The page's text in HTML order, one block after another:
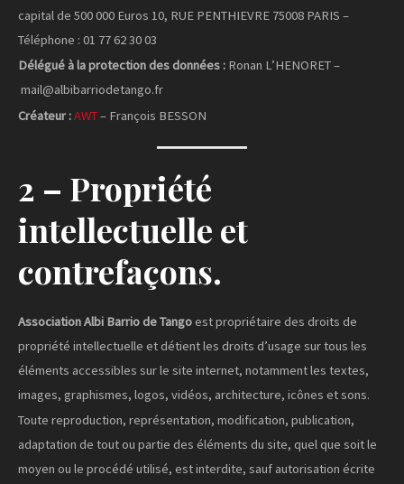
capital de 500 000 Euros 10, RUE PENTHIEVRE 75008 PARIS –
Téléphone : 01 77 62 30 03
Délégué à la protection des données : Ronan L’HENORET –
mail@albibarriodetango.fr
Créateur :AWT– François BESSON
2 – Propriété
intellectuelle et
contrefaçons.
Association Albi Barrio de Tangoest propriétaire des droits de
propriété intellectuelle et détient les droits d’usage sur tous les
éléments accessibles sur le site internet, notamment les textes,
images, graphismes, logos, vidéos, architecture, icônes et sons.
Toute reproduction, représentation, modification, publication,
adaptation de tout ou partie des éléments du site, quel que soit le
moyen ou le procédé utilisé, est interdite, sauf autorisation écrite